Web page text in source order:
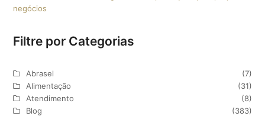
negócios
Filtre por Categorias
Abrasel
(7)
Alimentação
(31)
Atendimento
(8)
Blog
(383)